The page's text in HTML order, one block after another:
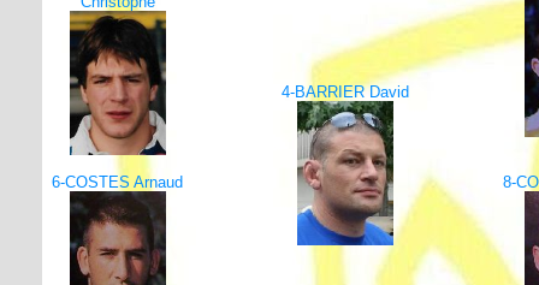
4-BARRIER David
6-COSTES Arnaud 8-